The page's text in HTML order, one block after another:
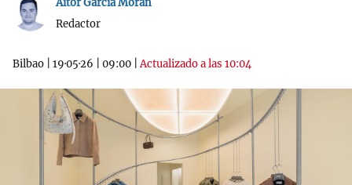
Aitor García Morán
Redactor
Bilbao 19·05·26 09:00 |Actualizado a las 10:04